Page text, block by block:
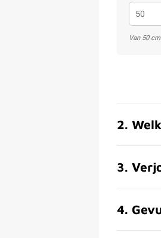
Van 50
2.
3.
4.